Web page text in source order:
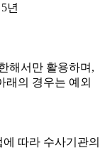
년
해서만 활용하며,
래의 경우는 예외
따라 수사기관의